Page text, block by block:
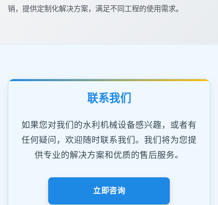
销，提供定制化解决方案，满足不同工程的使用需求。
联系我们
如果您对我们的水利机械设备感兴趣，或者有
任何疑问，欢迎随时联系我们。我们将为您提
供专业的解决方案和优质的售后服务。
立即咨询